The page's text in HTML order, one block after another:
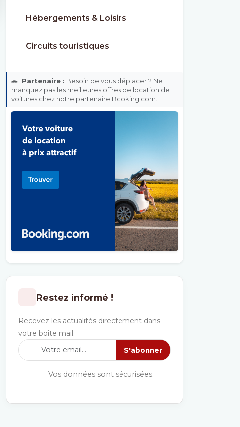
Hébergements & Loisirs
Circuits touristiques
🚗 Partenaire : Besoin de vous déplacer ? Ne
manquez pas les meilleures offres de location de
voitures chez notre partenaire Booking.com.
Restez informé !
Recevez les actualités directement dans
votre boîte mail.
S'abonner
Vos données sont sécurisées.